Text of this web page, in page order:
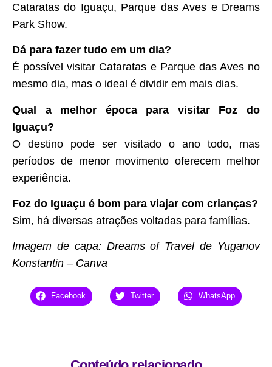
Cataratas do Iguaçu, Parque das Aves e Dreams
Park Show.
Dá para fazer tudo em um dia?
É possível visitar Cataratas e Parque das Aves no
mesmo dia, mas o ideal é dividir em mais dias.
Qual a melhor época para visitar Foz do
Iguaçu?
O destino pode ser visitado o ano todo, mas
períodos de menor movimento oferecem melhor
experiência.
Foz do Iguaçu é bom para viajar com crianças?
Sim, há diversas atrações voltadas para famílias.
Imagem de capa: Dreams of Travel de Yuganov
Konstantin – Canva
Facebook Twitter WhatsApp